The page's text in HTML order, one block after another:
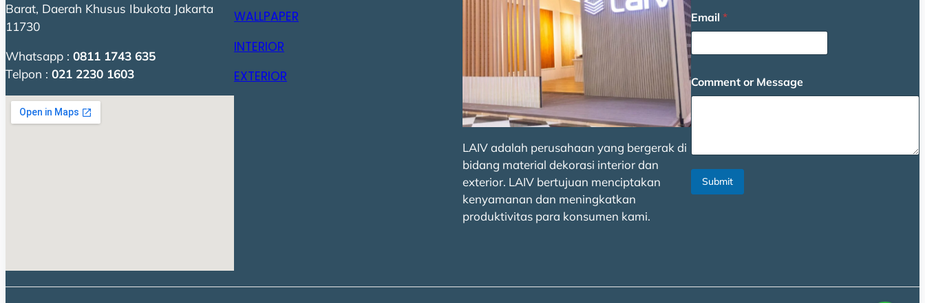
Barat, Daerah Khusus Ibukota Jakarta
11730
Whatsapp : 0811 1743 635
Telpon : 021 2230 1603
WALLPAPER
INTERIOR
EXTERIOR
LAIV adalah perusahaan yang bergerak di
bidang material dekorasi interior dan
exterior. LAIV bertujuan menciptakan
kenyamanan dan meningkatkan
produktivitas para konsumen kami.
m
a
l
m
a
Email *
Comment or Message
Submit